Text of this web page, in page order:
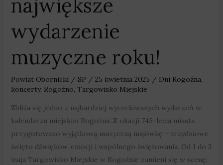
największe
wydarzenie
muzyczne roku!
Powiat Obornicki/ SP / 25 kwietnia 2025 / Dni Rogoźna,
koncerty, Rogoźno, Targowisko Miejskie
Zbliża się jedno z najbardziej wyczekiwanych wydarzeń w
kalendarzu miejskim Rogoźna. Z okazji 745-lecia miasta
przygotowano wyjątkową muzyczną majówkę – trzydniowe
święto dźwięków, emocji i wspólnego świętowania. Od 1 do 3
maja Targowisko Miejskie w Rogoźnie zamieni się w scenę,